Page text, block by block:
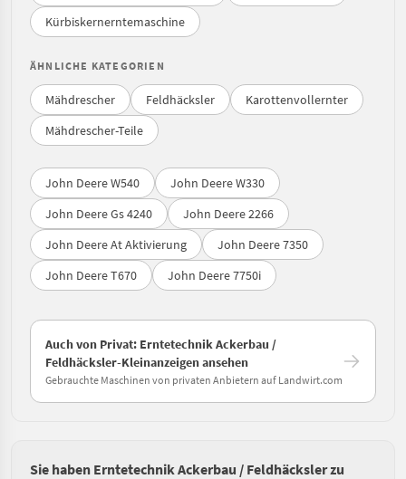
Kürbiskernerntemaschine
ÄHNLICHE KATEGORIEN
Mähdrescher Feldhäcksler
Karottenvollernter
Mähdrescher-Teile
John Deere W540
John Deere W330
John Deere Gs 4240
John Deere 2266
John Deere At Aktivierung
John Deere 7350
John Deere T670
John Deere 7750i
Auch von Privat: Erntetechnik Ackerbau /
Feldhäcksler-Kleinanzeigen ansehen
Gebrauchte Maschinen von privaten Anbietern auf Landwirt.com
Sie haben Erntetechnik Ackerbau / Feldhäcksler zu